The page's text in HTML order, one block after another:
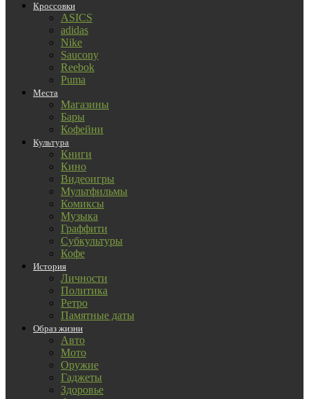
Кроссовки
ASICS
adidas
Nike
Saucony
Reebok
Puma
Места
Магазины
Бары
Кофейни
Культура
Книги
Кино
Видеоигры
Мультфильмы
Комиксы
Музыка
Граффити
Субкультуры
Кофе
История
Личности
Политика
Ретро
Памятные даты
Образ жизни
Авто
Мото
Оружие
Гаджеты
Здоровье